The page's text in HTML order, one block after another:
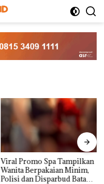
Viral Promo Spa Tampilkan
Wanita Berpakaian Minim,
Polisi dan Disparbud Batam